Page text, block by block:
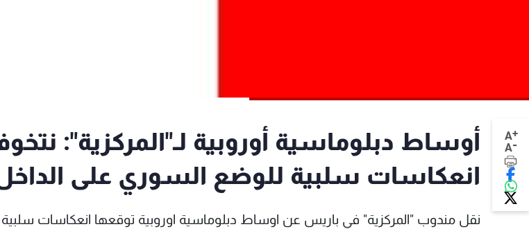
A+
A-
أوساط دبلوماسية أوروبية لـ"المركزية":
انعكاسات سلبية للوضع السوري على الداخل
نقل مندوب "المركزية" في باريس عن اوساط دبلوماسية اوروبية توقعها انعكاسات